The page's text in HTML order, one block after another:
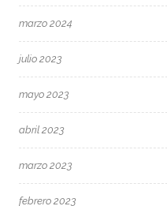
marzo 2024
julio 2023
mayo 2023
abril 2023
marzo 2023
febrero 2023